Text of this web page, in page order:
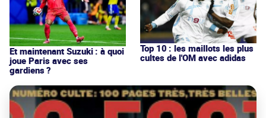
Et maintenant Suzuki : à quoi
joue Paris avec ses
gardiens ?
Top 10 : les maillots les plus
cultes de l'OM avec adidas